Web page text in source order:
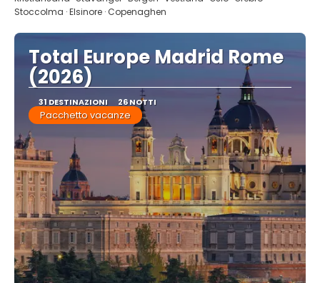
Stoccolma · Elsinore · Copenaghen
Total Europe Madrid Rome
(2026)
31 DESTINAZIONI 26 NOTTI
Pacchetto vacanze